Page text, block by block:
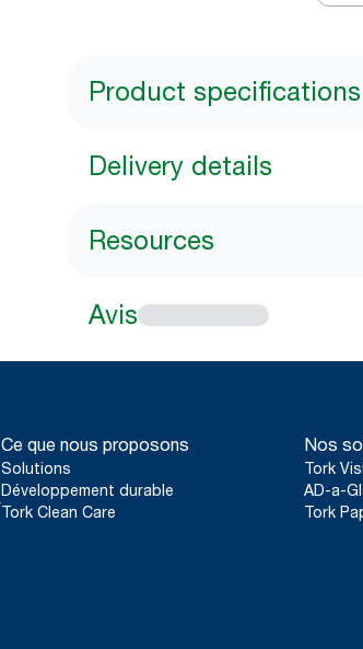
Product specifications
Delivery details
Resources
Avis
Ce que nous proposons
Solutions
Développement durable
Tork Clean Care
Nos
Tork
AD-a-
Tork